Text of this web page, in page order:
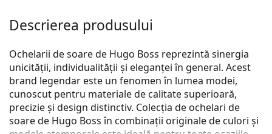
Descrierea produsului
Ochelarii de soare de Hugo Boss reprezintă sinergia
unicității, individualității și eleganței în general. Acest
brand legendar este un fenomen în lumea modei,
cunoscut pentru materiale de calitate superioară,
precizie și design distinctiv. Colecția de ochelari de
soare de Hugo Boss în combinații originale de culori și